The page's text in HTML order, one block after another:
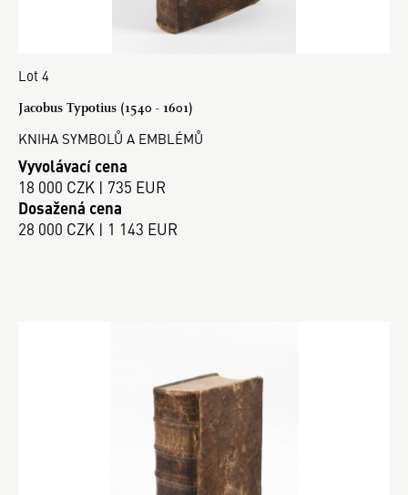
Lot 4
Jacobus Typotius (1540 - 1601)
KNIHA SYMBOLŮ A EMBLÉMŮ
Vyvolávací cena
18 000 CZK | 735 EUR
Dosažená cena
28 000 CZK | 1 143 EUR